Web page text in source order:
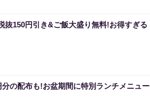
抜150円引き&ご飯大盛り無料!お得すぎる
分の配布も!お盆期間に特別ランチメニュ